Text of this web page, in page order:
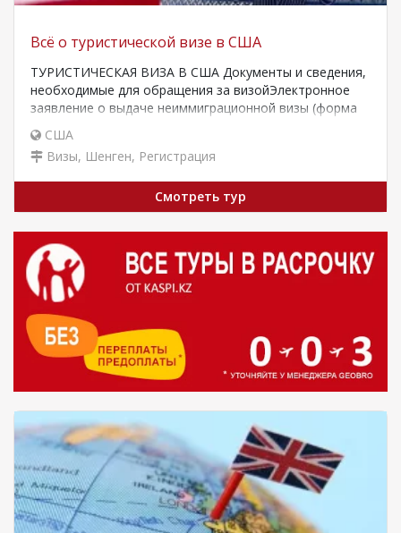
Всё о туристической визе в США
ТУРИСТИЧЕСКАЯ ВИЗА В США Документы и сведения,
необходимые для обращения за визойЭлектронное
заявление о выдаче неиммиграционной визы (форма
DS-160);Действительный заграничный…
США
Визы, Шенген, Регистрация
Смотреть тур